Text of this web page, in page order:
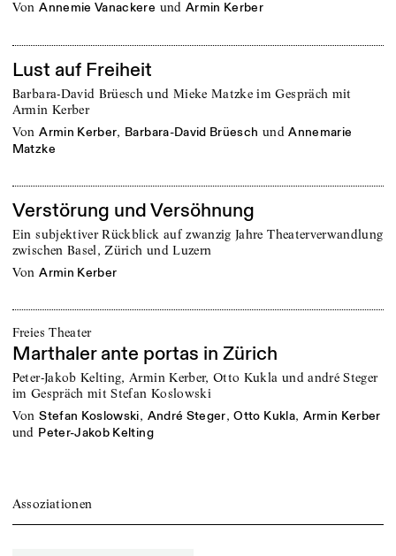
von Annemie Vanackere und Armin Kerber
Lust auf Freiheit
Barbara-David Brüesch und Mieke Matzke im Gespräch mit
Armin Kerber
von Armin Kerber, Barbara-David Brüesch und Annemarie
Matzke
Verstörung und Versöhnung
Ein subjektiver Rückblick auf zwanzig Jahre Theaterverwandlung
zwischen Basel, Zürich und Luzern
von Armin Kerber
Freies Theater
Marthaler ante portas in Zürich
Peter-Jakob Kelting, Armin Kerber, Otto Kukla und andré Steger
im Gespräch mit Stefan Koslowski
von Stefan Koslowski, André Steger,Otto Kukla, Armin Kerber
und Peter-Jakob Kelting
Assoziationen